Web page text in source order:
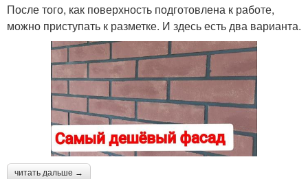
После того, как поверхность подготовлена к работе,
можно приступать к разметке. И здесь есть два варианта.
читать дальше →